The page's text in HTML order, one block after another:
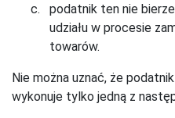
podatnik ten nie
udziału w procesie
towarów.
Nie można uznać, że
wykonuje tylko jedną z